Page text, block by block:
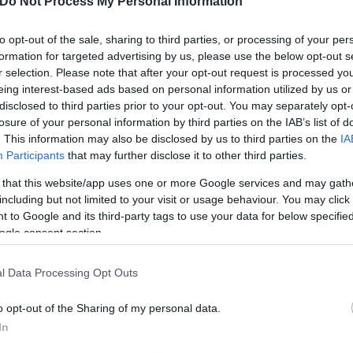
opt-out of the sale, sharing to third parties, or processing of your
for targeted advertising by us, please use the below opt-out
selection. Please note that after your opt-out request is processed
interest-based ads based on personal information utilized by us
to third parties prior to your opt-out. You may separately
of your personal information by third parties on the IAB’s list of
This information may also be disclosed by us to third parties on the
Participants that may further disclose it to other third parties.
that this website/app uses one or more Google services and may
but not limited to your visit or usage behaviour. You may
to Google and its third-party tags to use your data for below
consent section.
Data Processing Opt Outs
opt-out of the Sharing of my personal data.
επενδύσεων που ενισχύουν την ανθεκτικότητα,
μεταλλικού νερού στη Ζήρεια Κορινθίας, με
φιαλών και PET που μειώνουν το κόστος
και η καθολική χρήση πράσινης ενέργειας
που τίθενται σε πλήρη λειτουργία
τη στρατηγική βιωσιμότητας του Ομίλου καθώς